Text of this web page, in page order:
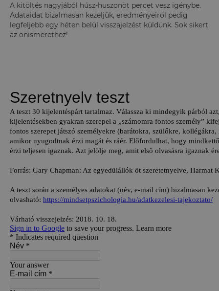
A kitöltés nagyjából húsz-huszonöt percet vesz igénybe.
Adataidat bizalmasan kezeljük, eredményeiről pedig
legfeljebb egy héten belül visszajelzést küldünk. Sok sikert
az önismerethez!